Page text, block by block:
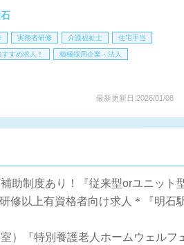
実務者研修 介護福祉士 住宅手当
すめ求人！ 積極採用企業・法人
最新更新日:2026/01/08
助制度あり！『従来型orユニッ
以上有資格者向け求人＊『明石
）『特別養護老人ホームウェルフ